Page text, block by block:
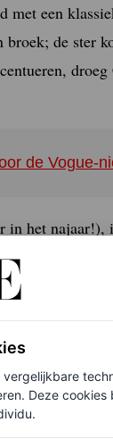
met een
de ster
de Vogue-
het najaar!),
nemen van
En
Deze